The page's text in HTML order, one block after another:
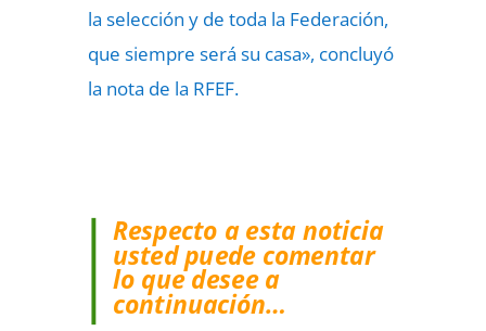
la selección y de toda la Federación,
que siempre será su casa», concluyó
la nota de la RFEF.
Respecto a esta noticia
usted puede comentar
lo que desee a
continuación…